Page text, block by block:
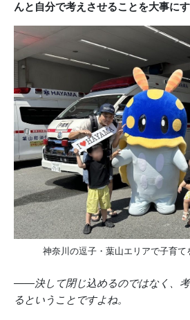
んと自分で考えさせることを大事に
神奈川の逗子・葉山エリアで子育て
――決して閉じ込めるのではなく、
るということですよね。